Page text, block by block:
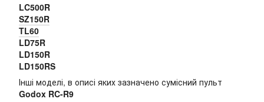
LC500R
SZ150R
TL60
LD75R
LD150R
LD150RS
Інші моделі, в описі яких зазначено сумісний пульт
Godox RC-R9